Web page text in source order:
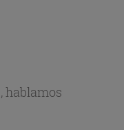
hablamos